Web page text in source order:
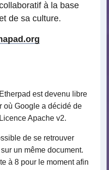
à la base
de sa culture.
est devenu libre
où Google a décidé de
Apache v2.
de se retrouver
un même document.
à 8 pour le moment afin